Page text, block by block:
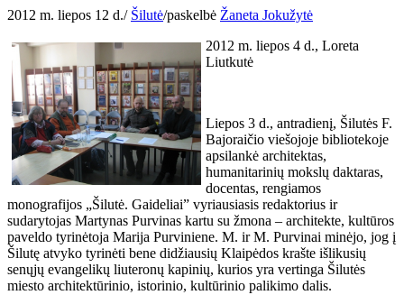
2012 m. liepos 12 d./ Šilutė/paskelbė Žaneta Jokužytė
2012 m. liepos 4 d., Loreta
Liutkutė
Liepos 3 d., antradienį, Šilutės F.
Bajoraičio viešojoje bibliotekoje
apsilankė architektas,
humanitarinių mokslų daktaras,
docentas, rengiamos
monografijos „Šilutė. Gaideliai” vyriausiasis redaktorius ir
sudarytojas Martynas Purvinas kartu su žmona – architekte, kultūros
paveldo tyrinėtoja Marija Purviniene. M. ir M. Purvinai minėjo, jog į
Šilutę atvyko tyrinėti bene didžiausių Klaipėdos krašte išlikusių
senųjų evangelikų liuteronų kapinių, kurios yra vertinga Šilutės
miesto architektūrinio, istorinio, kultūrinio palikimo dalis.